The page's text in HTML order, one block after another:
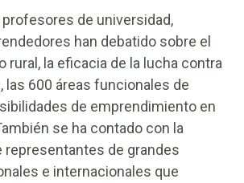
de universidad,
han debatido sobre el
rural, la eficacia de la lucha contra
las 600 áreas funcionales de
de emprendimiento en
se ha contado con la
representantes de grandes
e internacionales que